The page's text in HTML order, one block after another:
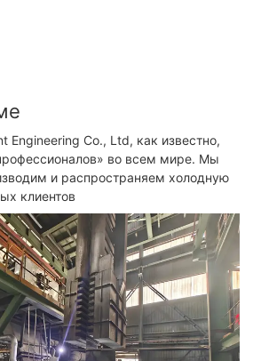
Engineering Co., Ltd, как известно,
во всем мире. Мы
и распространяем холодную
клиентов